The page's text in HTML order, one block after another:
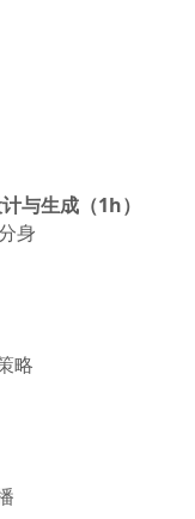
与生成（1h）
身
略